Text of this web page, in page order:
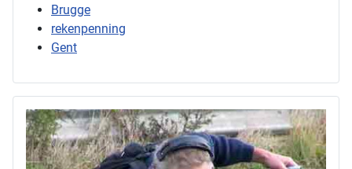
Brugge
rekenpenning
Gent